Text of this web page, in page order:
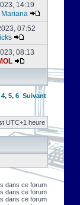
14:19
Mariana
07:52
08:13
4, 5, 6 Suivant
UTC+1 heure
dans ce forum
dans ce forum
dans ce forum